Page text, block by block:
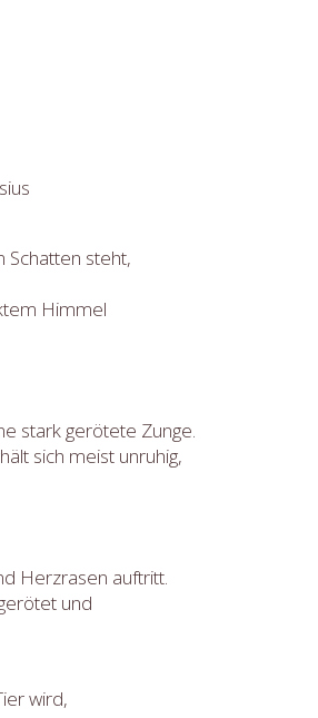
Schatten steht,
Himmel
stark gerötete Zunge.
sich meist unruhig,
Herzrasen auftritt.
und
wird,